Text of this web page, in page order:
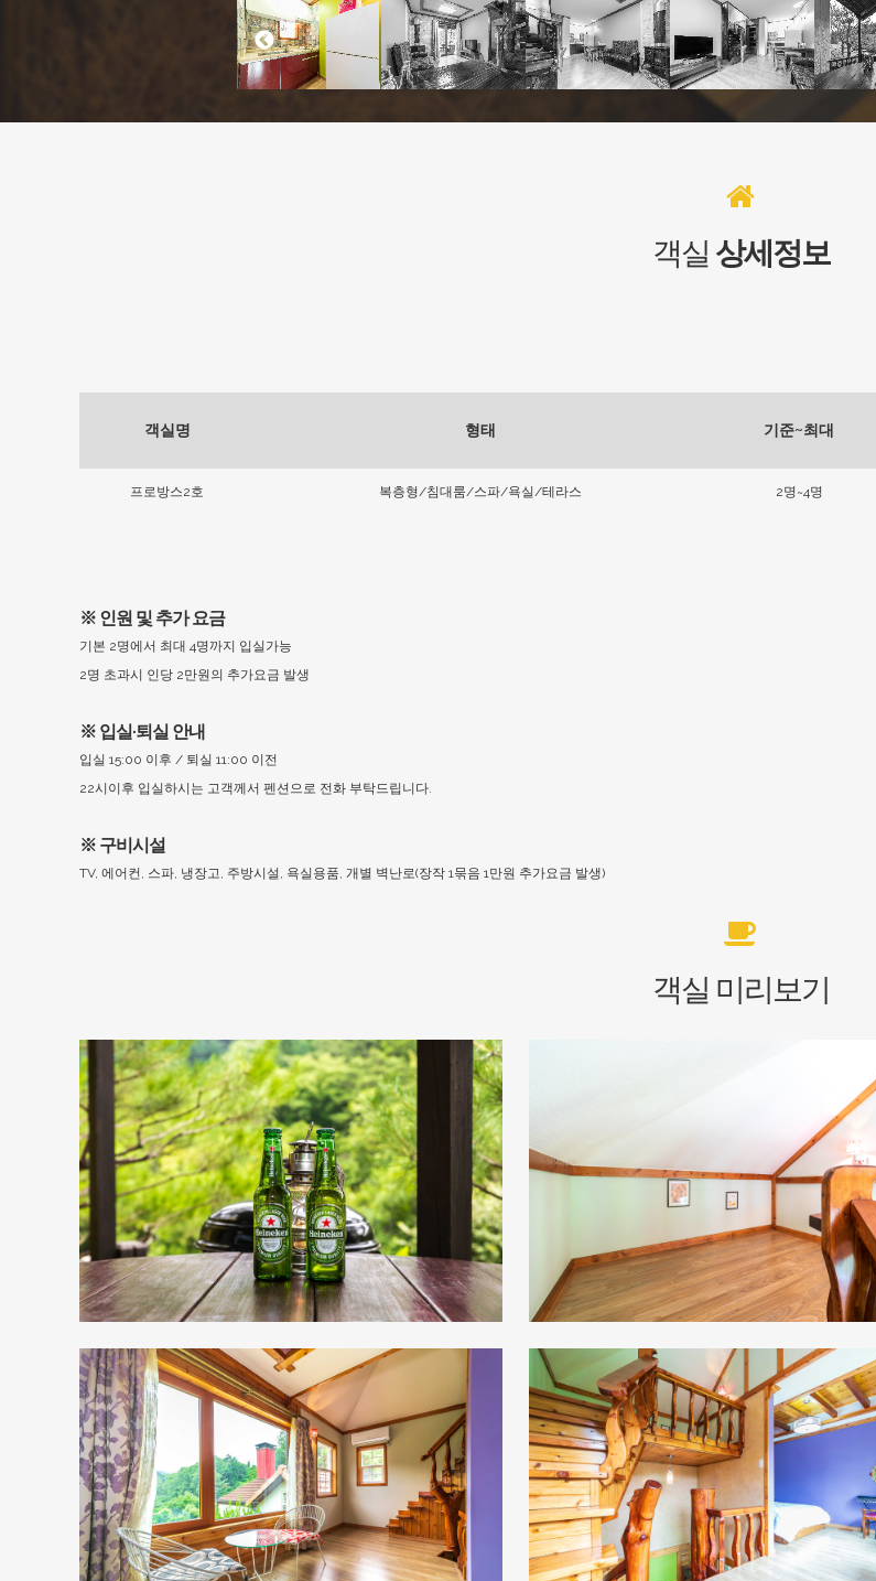
객실 상세정보
객실명 형태 기준~최대
프로방스2호 복층형/침대룸/스파/욕실/테라스 2명~4명
※ 인원 및 추가 요금
기본 2명에서 최대 4명까지 입실가능
2명 초과시 인당 2만원의 추가요금 발생
※ 입실·퇴실 안내
입실 15:00 이후 / 퇴실 11:00 이전
22시이후 입실하시는 고객께서 펜션으로 전화 부탁드립니다.
※ 구비시설
TV, 에어컨, 스파, 냉장고, 주방시설, 욕실용품, 개별 벽난로(장작 1묶음 1만원 추가요금 발생)
객실 미리보기